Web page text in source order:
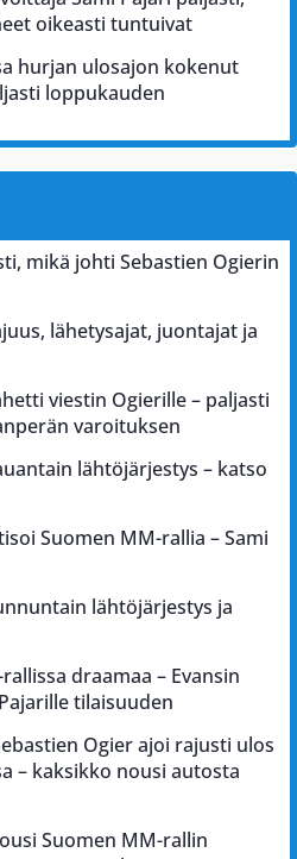
oikeasti tuntuivat
hurjan ulosajon kokenut
loppukauden
mikä johti Sebastien Ogierin
lähetysajat, juontajat ja
viestin Ogierille – paljasti
varoituksen
lähtöjärjestys – katso
Suomen MM-rallia – Sami
lähtöjärjestys ja
draamaa – Evansin
tilaisuuden
Ogier ajoi rajusti ulos
– kaksikko nousi autosta
Suomen MM-rallin